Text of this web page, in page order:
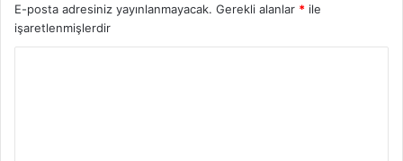
E-posta adresiniz yayınlanmayacak. Gerekli alanlar * ile
işaretlenmişlerdir